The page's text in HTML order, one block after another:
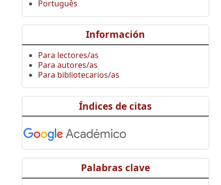
Português
Información
Para lectores/as
Para autores/as
Para bibliotecarios/as
Índices de citas
Palabras clave